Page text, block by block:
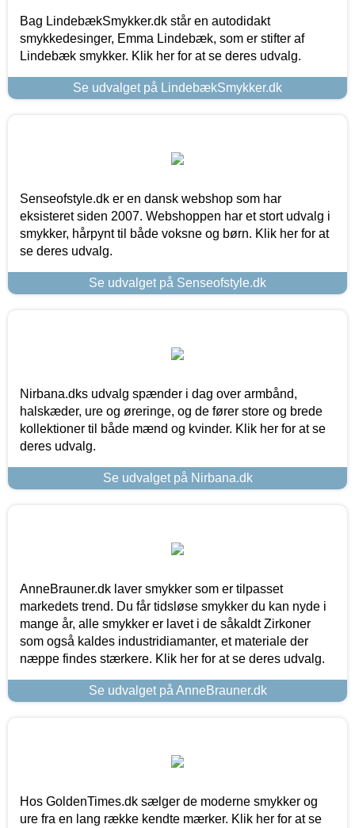
Bag LindebækSmykker.dk står en autodidakt
smykkedesinger, Emma Lindebæk, som er stifter af
Lindebæk smykker. Klik her for at se deres udvalg.
Se udvalget på LindebækSmykker.dk
Senseofstyle.dk er en dansk webshop som har
eksisteret siden 2007. Webshoppen har et stort udvalg i
smykker, hårpynt til både voksne og børn. Klik her for at
se deres udvalg.
Se udvalget på Senseofstyle.dk
Nirbana.dks udvalg spænder i dag over armbånd,
halskæder, ure og øreringe, og de fører store og brede
kollektioner til både mænd og kvinder. Klik her for at se
deres udvalg.
Se udvalget på Nirbana.dk
AnneBrauner.dk laver smykker som er tilpasset
markedets trend. Du får tidsløse smykker du kan nyde i
mange år, alle smykker er lavet i de såkaldt Zirkoner
som også kaldes industridiamanter, et materiale der
næppe findes stærkere. Klik her for at se deres udvalg.
Se udvalget på AnneBrauner.dk
Hos GoldenTimes.dk sælger de moderne smykker og
ure fra en lang række kendte mærker. Klik her for at se